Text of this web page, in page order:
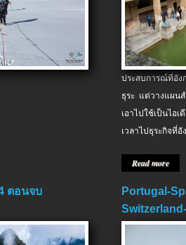
ประสบการณ์ที่อัง
ธุระ แต่วางแผน
เอาไปใช้เป็นไอ
เวลาไปธุระกิจที่อั
Read more
ตอนจบ
Portugal-